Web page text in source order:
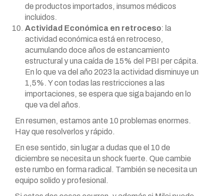
de productos importados, insumos médicos
incluidos.
Actividad Económica en retroceso: la
actividad económica está en retroceso,
acumulando doce años de estancamiento
estructural y una caída de 15% del PBI per cápita.
En lo que va del año 2023 la actividad disminuye un
1,5%. Y con todas las restricciones a las
importaciones, se espera que siga bajando en lo
que va del años.
En resumen, estamos ante 10 problemas enormes.
Hay que resolverlos y rápido.
En ese sentido, sin lugar a dudas que el 10 de
diciembre se necesita un shock fuerte. Que cambie
este rumbo en forma radical. También se necesita un
equipo solido y profesional.